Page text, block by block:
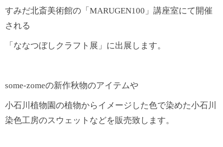
すみだ北斎美術館の「MARUGEN100」講座室にて開催
される
「ななつぼしクラフト展」に出展します。
some-zomeの新作秋物のアイテムや
小石川植物園の植物からイメージした色で染めた小石川
染色工房のスウェットなどを販売致します。